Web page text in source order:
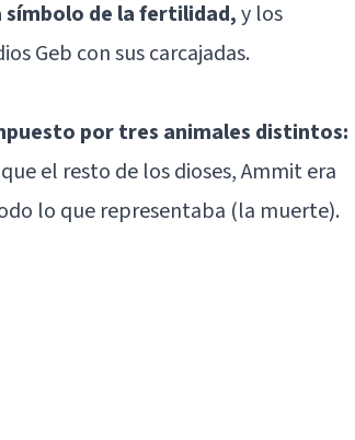
símbolo de la fertilidad,y los
Geb con sus carcajadas.
por tres animales distintos:
el resto de los dioses, Ammit era
lo que representaba (la muerte).